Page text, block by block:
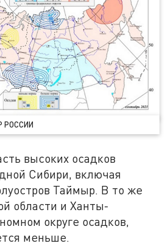
РОССИИ
высоких осадков
Сибири, включая
Таймыр. В то же
области и Ханты-
округе осадков,
меньше.